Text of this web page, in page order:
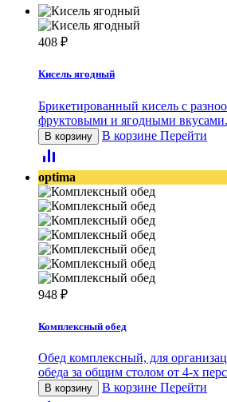
408 ₽
Кисель ягодный
Брикетированный кисель с
фруктовыми и ягодными
В корзину В корзине Перейти
optima
948 ₽
Комплексный обед
Обед комплексный, для
обеда за общим столом от 4-х
В корзину В корзине Перейти